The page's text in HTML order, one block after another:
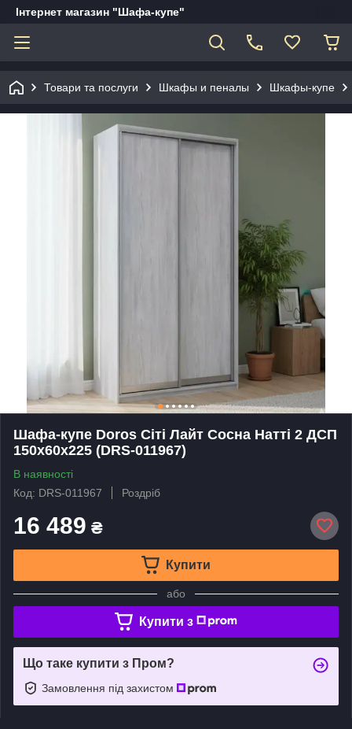
Інтернет магазин "Шафа-купе"
Товари та послуги Шкафы и пеналы Шкафы-купе
Шафа-купе Doros Сіті Лайт Сосна Натті 2 ДСП
150х60х225 (DRS-011967)
В наявності
Код: DRS-011967
Роздріб
16 489 ₴
Купити
або
Купити з
Що таке купити з Пром?
Замовлення під захистом